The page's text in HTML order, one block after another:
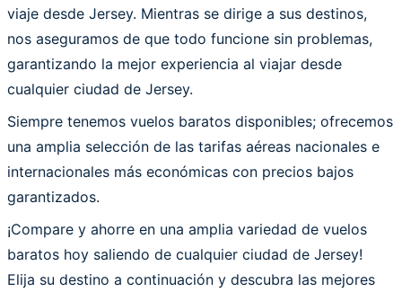
viaje desde Jersey. Mientras se dirige a sus destinos,
nos aseguramos de que todo funcione sin problemas,
garantizando la mejor experiencia al viajar desde
cualquier ciudad de Jersey.
Siempre tenemos vuelos baratos disponibles; ofrecemos
una amplia selección de las tarifas aéreas nacionales e
internacionales más económicas con precios bajos
garantizados.
¡Compare y ahorre en una amplia variedad de vuelos
baratos hoy saliendo de cualquier ciudad de Jersey!
Elija su destino a continuación y descubra las mejores